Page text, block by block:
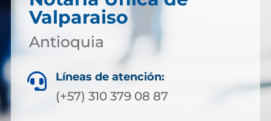
Valparaiso
Antioquia
 Líneas de atención:
(+57) 310 379 08 87